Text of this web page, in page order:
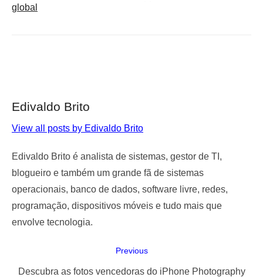
global
Edivaldo Brito
View all posts by Edivaldo Brito
Edivaldo Brito é analista de sistemas, gestor de TI,
blogueiro e também um grande fã de sistemas
operacionais, banco de dados, software livre, redes,
programação, dispositivos móveis e tudo mais que
envolve tecnologia.
de
Previous
Previous
Descubra as fotos vencedoras do iPhone Photography